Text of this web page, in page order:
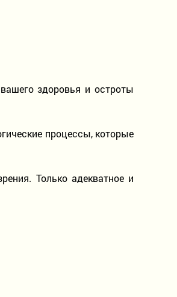
здоровья и остроты
процессы, которые
Только адекватное и